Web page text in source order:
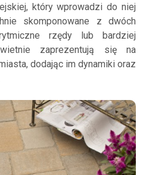
który wprowadzi do niej
skomponowane z dwóch
rzędy lub bardziej
zaprezentują się na
dodając im dynamiki oraz